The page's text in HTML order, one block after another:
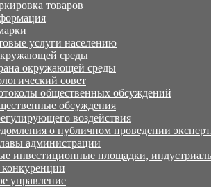
товаров
услуги населению
среды
окружающей среды
совет
общественных обсуждений
обсуждения
воздействия
о публичном проведении
администрации
инвестиционные площадки,
конкуренции
управление